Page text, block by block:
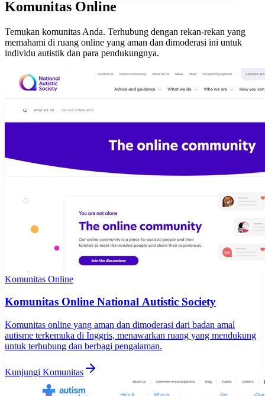
Komunitas Online
Temukan komunitas Anda. Terhubung dengan rekan-rekan yang
memahami di ruang online yang aman dan dimoderasi ini untuk
individu autistik dan para pendukungnya.
Komunitas Online
Komunitas Online National Autistic Society
Komunitas online yang aman dan dimoderasi dari badan amal
autisme terkemuka di Inggris, menawarkan ruang yang mendukung
untuk terhubung dan berbagi pengalaman.
Kunjungi Komunitas